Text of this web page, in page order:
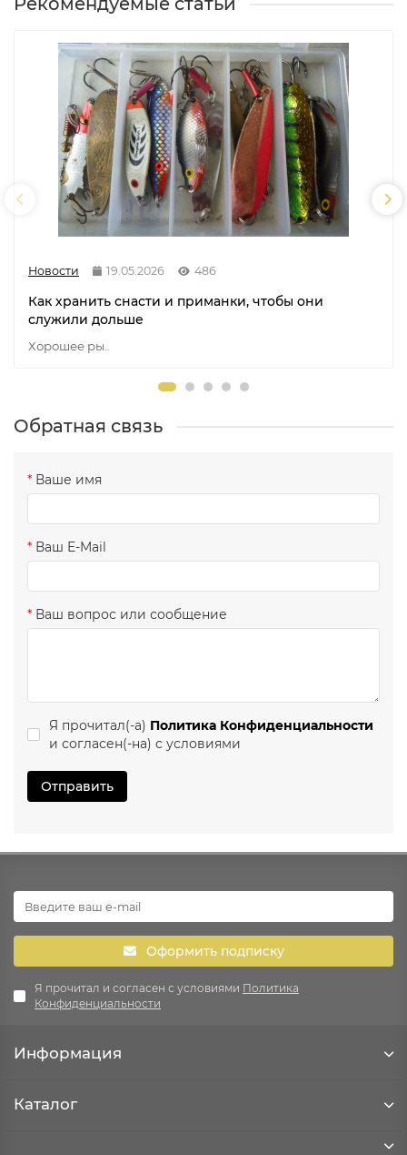
Новости 19.05.2026 486
Как хранить снасти и приманки, чтобы они
служили дольше
Хорошее ры..
Обратная связь
Ваше имя
Ваш E-Mail
Ваш вопрос или сообщение
Я прочитал(-а) Политика Конфиденциальности
и согласен(-на) с условиями
Отправить
Оформить подписку
Я прочитал и согласен с условиями Политика
Конфиденциальности
Информация
Каталог